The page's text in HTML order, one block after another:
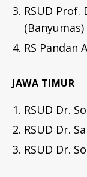
RSUD
(Banyumas)
RS Pandan
JAWA TIMUR
RSUD Dr.
RSUD Dr.
RSUD Dr.